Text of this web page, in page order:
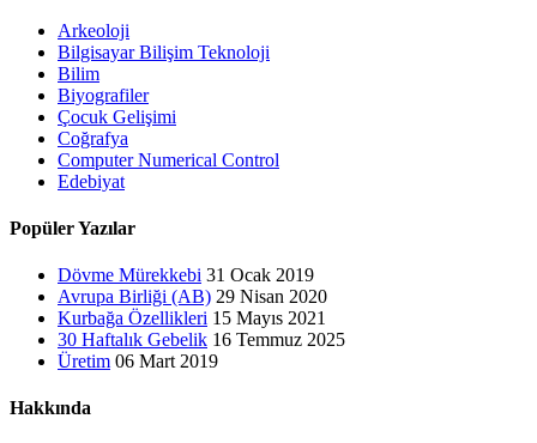
Arkeoloji
Bilgisayar Bilişim Teknoloji
Bilim
Biyografiler
Çocuk Gelişimi
Coğrafya
Computer Numerical Control
Edebiyat
Popüler Yazılar
Dövme Mürekkebi 31 Ocak 2019
Avrupa Birliği (AB) 29 Nisan 2020
Kurbağa Özellikleri 15 Mayıs 2021
30 Haftalık Gebelik 16 Temmuz 2025
Üretim 06 Mart 2019
Hakkında